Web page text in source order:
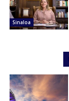
Sinaloa